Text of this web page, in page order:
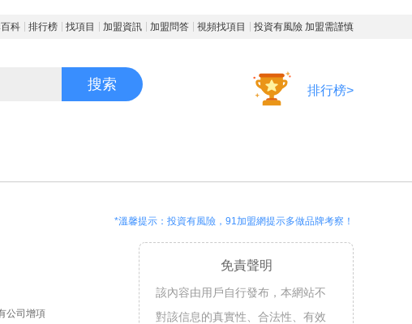
科 排行榜 找項目 加盟資訊 加盟問答 視頻找項目 投資有風險 加盟需謹慎
搜索 排行榜>
*溫馨提示：投資有風險，91加盟網提示多做品牌考察！
公司增項
免責聲明
該內容由用戶自行發布，本網站不
對該信息的真實性、合法性、有效